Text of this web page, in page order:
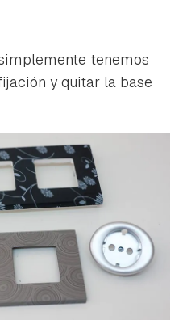
primero has de
de Hogarmanía.
CANCELAR
tenemos
y quitar la base
a nuestro boletín.